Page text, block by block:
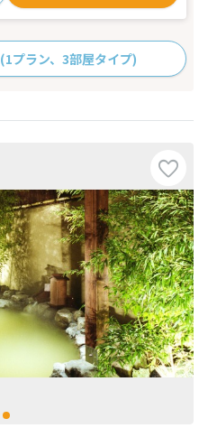
(1プラン、3部屋タイプ)